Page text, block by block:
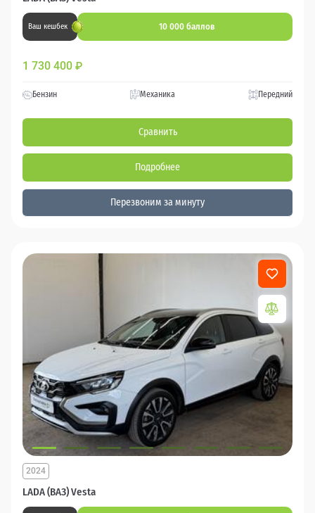
Ваш кешбек 10 000 баллов
1 730 400 ₽
Бензин Механика Передний
Сравнить
Подробнее
Перезвоним за минуту
LADA (ВАЗ) Vesta
2024